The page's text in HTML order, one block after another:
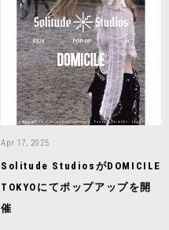
Apr 17, 2025
Solitude StudiosがDOMICILE
TOKYOにてポップアップを開
催